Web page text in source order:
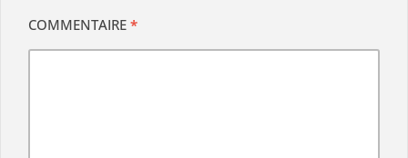
COMMENTAIRE *